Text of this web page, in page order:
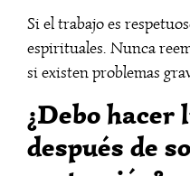
Si el trabajo es
espirituales. Nunca
si existen problemas
¿Debo hacer
después de